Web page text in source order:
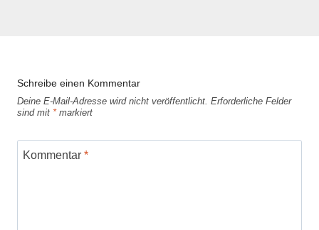
Schreibe einen Kommentar
Deine E-Mail-Adresse wird nicht veröffentlicht. Erforderliche Felder
sind mit *markiert
Kommentar *